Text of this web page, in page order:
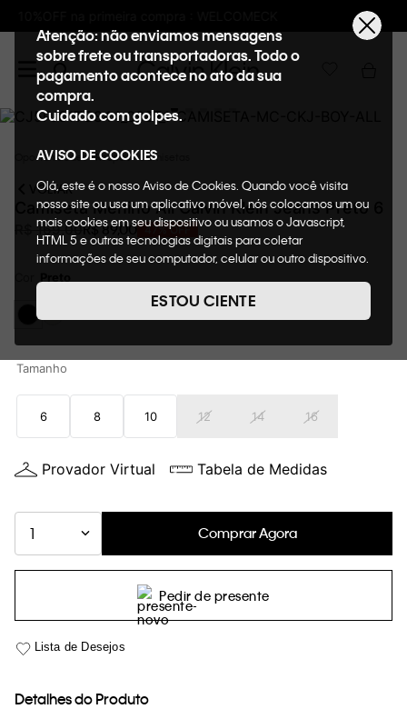
Frete GRÁTIS nas compras acima de R$600
Atenção: não enviamos mensagens
sobre frete ou transportadoras. Todo o
pagamento acontece no ato da sua
compra.
Cuidado com golpes.
AVISO DE COOKIES
Olá, este é o nosso Aviso de Cookies. Quando você visita
nosso site ou usa um aplicativo móvel, nós colocamos um ou
mais cookies em seu dispositivo ou usamos o Javascript,
HTML 5 e outras tecnologias digitais para coletar
informações de seu computador, celular ou outro dispositivo.
de cookies, informaremos quais cookies usaremos e quais
suas funções. A forma como processamos os dados
nosso Aviso de Privacidade. Quando você visita nosso site,
consideraremos isso como sua solicitação específica para
loja virtual. Para maiores informações sobre o nosso aviso de
Cookies acesse o link.
ESTOU CIENTE
Oportunidades Roupas Camisetas
VOLTAR
Camiseta Menino All Calvin Klein Jeans Preto 6
169,00R$89,00 47%OFF
Tamanho
6 8 10 12 14 16
Provador Virtual Tabela de Medidas
1 Comprar Agora
Pedir de presente
Detalhes do Produto